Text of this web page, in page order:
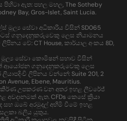
පිහිටා ඇත: පහල මහල, The Sotheby
Bay, Gros-Islet, Saint Lucia.
මූල්‍ය සේවා අධිකාරිය විසින් SD065
ගනුදෙනුකරුවෙකු ලෙස නියාමනය
වේ: CT House, කාර්යාල අංකය 8D,
මූල්‍ය සේවා කොමිෂන් සභාව විසින්
ආයෝජන ගනුදෙනුකරුවෙකු ලෙස
ලිපිනය වන්නේ: Suite 201, 2
Avenue, Ebene, Mauritius.
උපකරණ වන අතර ඉහළ ලීවරේජ්
ඇත. CFDs කෙසේ ක්‍රියා
ඔබේ අරමුදල් අහිමි වීමේ ඉහළ
බලිය යුතුය.